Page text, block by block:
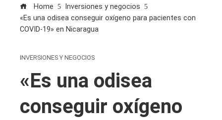
Home
Inversiones y negocios
«Es una odisea conseguir oxígeno para pacientes con
COVID-19» en Nicaragua
INVERSIONES Y NEGOCIOS
«Es una odisea
conseguir oxígeno